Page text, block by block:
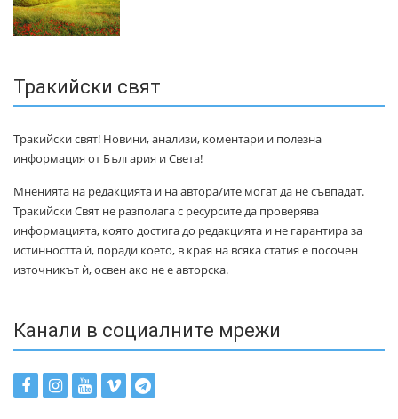
Тракийски свят
Тракийски свят! Новини, анализи, коментари и полезна
информация от България и Света!
Мненията на редакцията и на автора/ите могат да не съвпадат.
Тракийски Свят не разполага с ресурсите да проверява
информацията, която достига до редакцията и не гарантира за
истинността ѝ, поради което, в края на всяка статия е посочен
източникът ѝ, освен ако не е авторска.
Канали в социалните мрежи